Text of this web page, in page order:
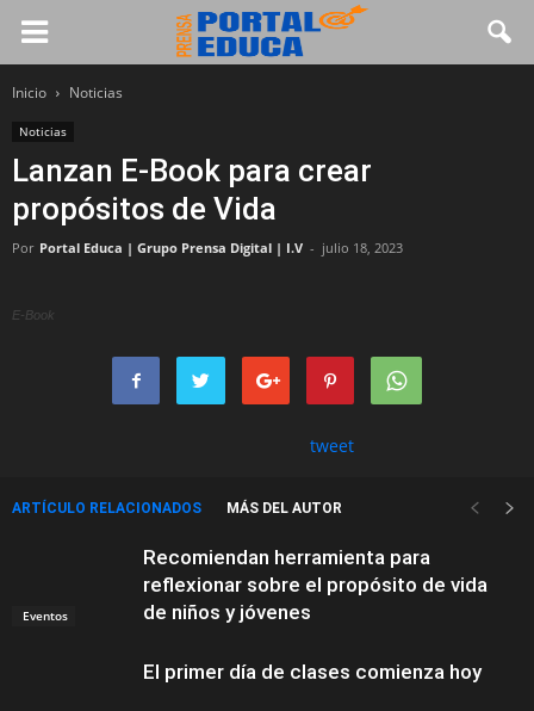
Inicio Noticias
Noticias
Lanzan E-Book para crear
propósitos de Vida
Por Portal Educa | Grupo Prensa Digital | I.V - julio 18, 2023
E-Book
tweet
ARTÍCULO RELACIONADOS MÁS DEL AUTOR
Eventos
Recomiendan herramienta para
reflexionar sobre el propósito de vida
de niños y jóvenes
El primer día de clases comienza hoy